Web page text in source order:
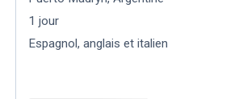
1 jour
Espagnol, anglais et italien